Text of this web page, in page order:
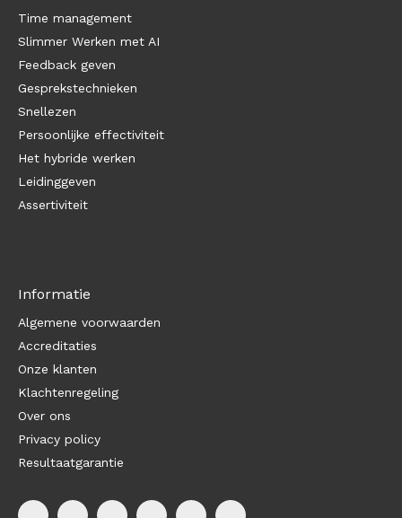
Time management
Slimmer Werken met AI
Feedback geven
Gesprekstechnieken
Snellezen
Persoonlijke effectiviteit
Het hybride werken
Leidinggeven
Assertiviteit
Informatie
Algemene voorwaarden
Accreditaties
Onze klanten
Klachtenregeling
Over ons
Privacy policy
Resultaatgarantie